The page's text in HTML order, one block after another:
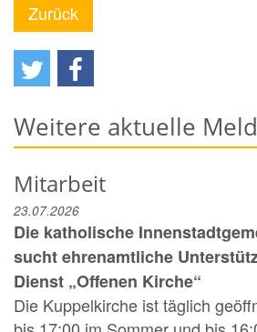
Zurück
Weitere aktuelle
Mitarbeit
23.07.2026
Die katholische
sucht ehrenamtliche
Dienst „Offenen Kirche“
Die Kuppelkirche ist täglich